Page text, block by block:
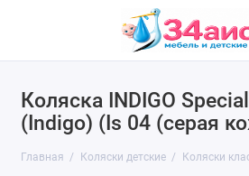
Коляска INDIGO
(Indigo) (Is 04 (серая
Главная Коляски детские Коляски